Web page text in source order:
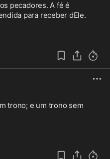
pecadores. A fé é
para receber dEle.
trono; e um trono sem